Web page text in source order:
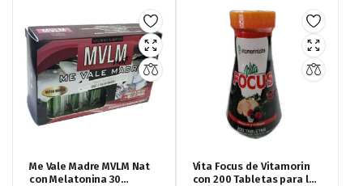
Me Vale Madre MVLM Nat
con Melatonina 30
Vita Focus de Vitamorin
con 200 Tabletas para la